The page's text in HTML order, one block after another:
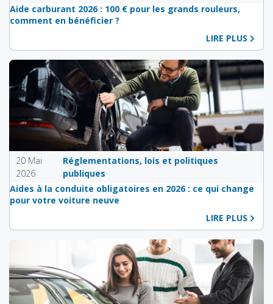
Aide carburant 2026 : 100 € pour les grands rouleurs,
comment en bénéficier ?
LIRE PLUS
20 Mai
2026
Réglementations, lois et politiques
publiques
Aides à la conduite obligatoires en 2026 : ce qui change
pour votre voiture neuve
LIRE PLUS